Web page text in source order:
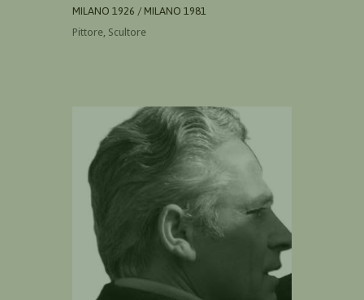
MILANO 1926 / MILANO 1981
Pittore, Scultore